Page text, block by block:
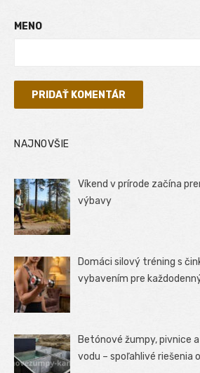
MENO
NAJNOVŠIE
Víkend v prírode začína
výbavy
Domáci silový tréning s
vybavením pre
Betónové žumpy, pivnice
vodu – spoľahlivé riešenia